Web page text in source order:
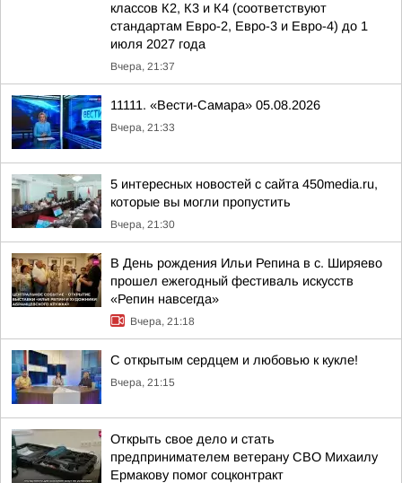
классов К2, К3 и К4 (соответствуют
стандартам Евро-2, Евро-3 и Евро-4) до 1
июля 2027 года
Вчера, 21:37
11111. «Вести-Самара» 05.08.2026
Вчера, 21:33
5 интересных новостей с сайта 450media.ru,
которые вы могли пропустить
Вчера, 21:30
В День рождения Ильи Репина в с. Ширяево
прошел ежегодный фестиваль искусств
«Репин навсегда»
Вчера, 21:18
С открытым сердцем и любовью к кукле!
Вчера, 21:15
Открыть свое дело и стать
предпринимателем ветерану СВО Михаилу
Ермакову помог соцконтракт